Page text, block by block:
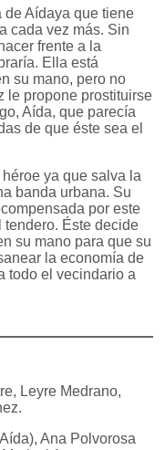
de Aídaya que tiene
cada vez más. Sin
frente a la
Ella está
su mano, pero no
le propone prostituirse
Aída, que parecía
de que éste sea el
ya que salva la
banda urbana. Su
por este
tendero. Éste decide
su mano para que su
la economía de
todo el vecindario a
Leyre Medrano,
Ana Polvorosa